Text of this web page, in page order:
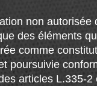
non autorisée
des éléments
comme
poursuivie
articles L.335-2